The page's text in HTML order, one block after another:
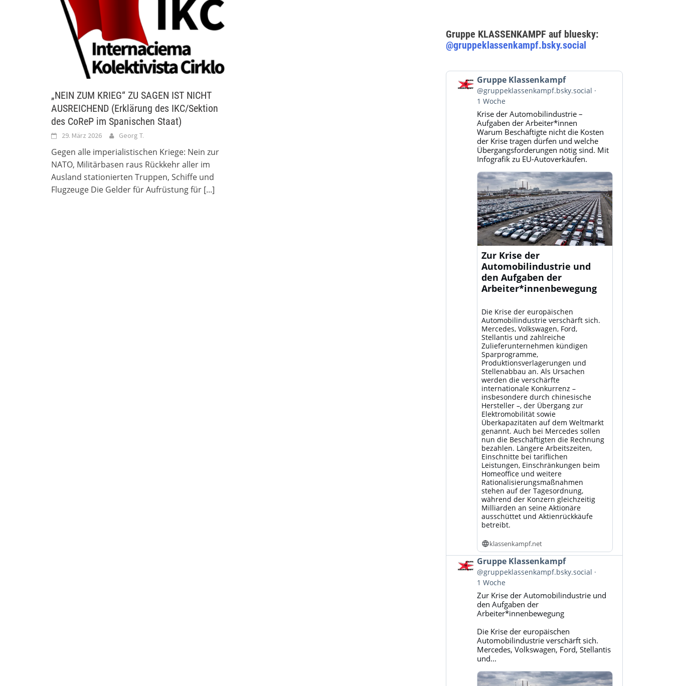
„NEIN ZUM KRIEG“ ZU SAGEN IST NICHT
AUSREICHEND (Erklärung des IKC/Sektion
des CoReP im Spanischen Staat)
29. März 2026 Georg T.
Gegen alle imperialistischen Kriege: Nein zur
NATO, Militärbasen raus Rückkehr aller im
Ausland stationierten Truppen, Schiffe und
Flugzeuge Die Gelder für Aufrüstung für [...]
Gruppe KLASSENKAMPF auf bluesky:
@gruppeklassenkampf.bsky.social
Beitrag
von
Gruppe
Klassenkampf
Bluesky
ansehen
Gruppe Klassenkampf
@gruppeklassenkampf.bsky.social
1 Woche
Krise der Automobilindustrie –
Aufgaben der Arbeiter*innen
Warum Beschäftigte nicht die Kosten
der Krise tragen dürfen und welche
Übergangsforderungen nötig sind. Mit
Infografik zu EU-Autoverkäufen.
Zur Krise der
Automobilindustrie und
den Aufgaben der
Arbeiter*innenbewegung
Die Krise der europäischen
Automobilindustrie verschärft sich.
Mercedes, Volkswagen, Ford,
Stellantis und zahlreiche
Zulieferunternehmen kündigen
Sparprogramme,
Produktionsverlagerungen und
Stellenabbau an. Als Ursachen
werden die verschärfte
internationale Konkurrenz –
insbesondere durch chinesische
Hersteller –, der Übergang zur
Elektromobilität sowie
Überkapazitäten auf dem Weltmarkt
genannt. Auch bei Mercedes sollen
nun die Beschäftigten die Rechnung
bezahlen. Längere Arbeitszeiten,
Einschnitte bei tariflichen
Leistungen, Einschränkungen beim
Homeoffice und weitere
Rationalisierungsmaßnahmen
stehen auf der Tagesordnung,
während der Konzern gleichzeitig
Milliarden an seine Aktionäre
ausschüttet und Aktienrückkäufe
betreibt.
klassenkampf.net
Beitrag
von
Gruppe
Klassenkampf
Bluesky
Gruppe Klassenkampf
@gruppeklassenkampf.bsky.social
1 Woche
Zur Krise der Automobilindustrie und
den Aufgaben der
Arbeiter*innenbewegung
Die Krise der europäischen
Automobilindustrie verschärft sich.
Mercedes, Volkswagen, Ford, Stellantis
und...